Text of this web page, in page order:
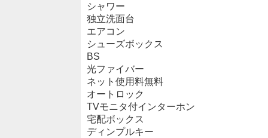
シャワー
独立洗面台
エアコン
シューズボックス
BS
光ファイバー
ネット使用料無料
オートロック
TVモニタ付インターホン
宅配ボックス
ディンプルキー